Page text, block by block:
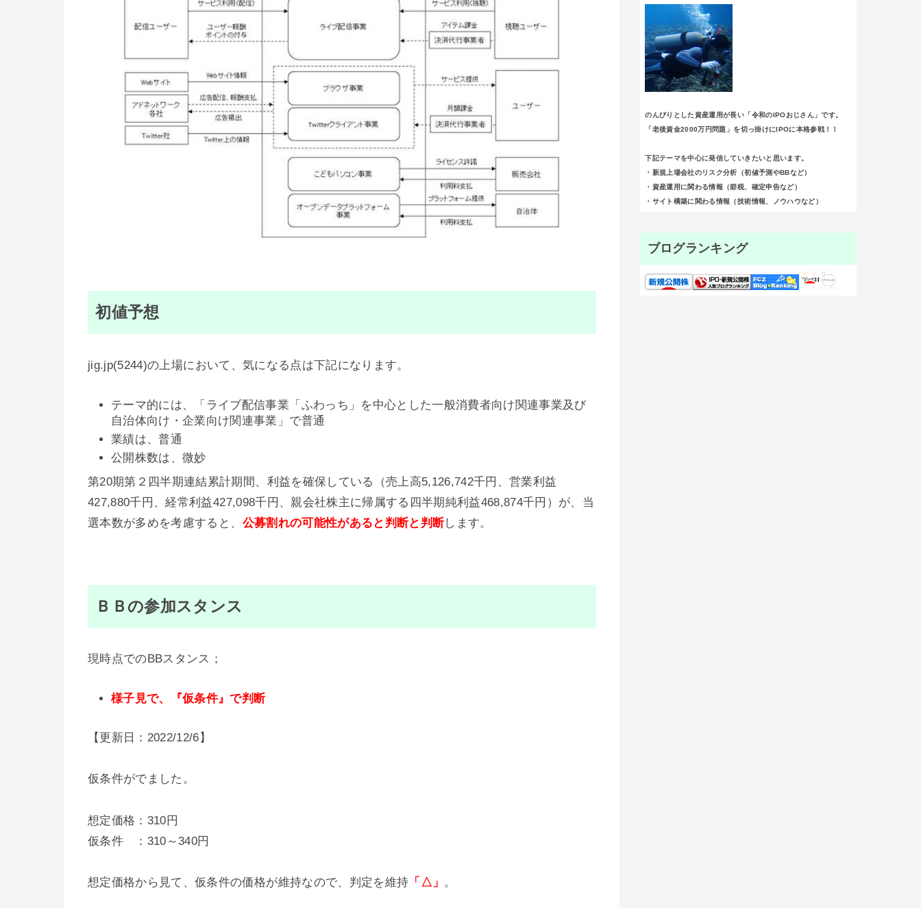
初値予想
jig.jp(5244)の上場において、気になる点は下記になります。
テーマ的には、「ライブ配信事業「ふわっち」を中心とした一般消費者向け関連事業及び
自治体向け・企業向け関連事業」で普通
業績は、普通
公開株数は、微妙
第20期第２四半期連結累計期間、利益を確保している（売上高5,126,742千円、営業利益
427,880千円、経常利益427,098千円、親会社株主に帰属する四半期純利益468,874千円）が、当
選本数が多めを考慮すると、 公募割れの可能性があると判断と判断します。
ＢＢの参加スタンス
現時点でのBBスタンス；
様子見で、『仮条件』で判断
【更新日：2022/12/6】
仮条件がでました。
想定価格：310円
仮条件 ：310～340円
想定価格から見て、仮条件の価格が維持なので、判定を維持 「△」 。
のんびりとした資産運用が長い「令和のIPOおじさん」です。
「老後資金2000万円問題」を切っ掛けにIPOに本格参戦！！
下記テーマを中心に発信していきたいと思います。
・新規上場会社のリスク分析（初値予測やBBなど）
・資産運用に関わる情報（節税、確定申告など）
・サイト構築に関わる情報（技術情報、ノウハウなど）
ブログランキング